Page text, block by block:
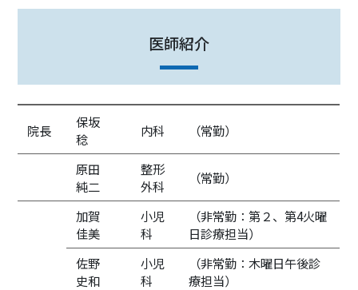
医師紹介
院長
保坂
稔
内科 （常勤）
原田
純二
整形
外科
（常勤）
加賀
佳美
小児
科
（非常勤：第２、第4火曜
日診療担当）
佐野
史和
小児
科
（非常勤：木曜日午後診
療担当）